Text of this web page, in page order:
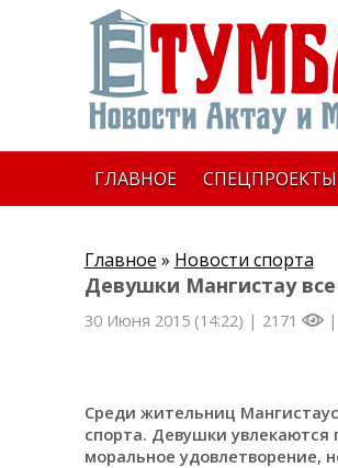
ГЛАВНОЕ СПЕЦПРОЕКТЫ
Главное » Новости спорта
Девушки Мангистау
30 Июня 2015 (14:22) | 2171 |
Среди жительниц
спорта. Девушки
моральное удовлетворение,